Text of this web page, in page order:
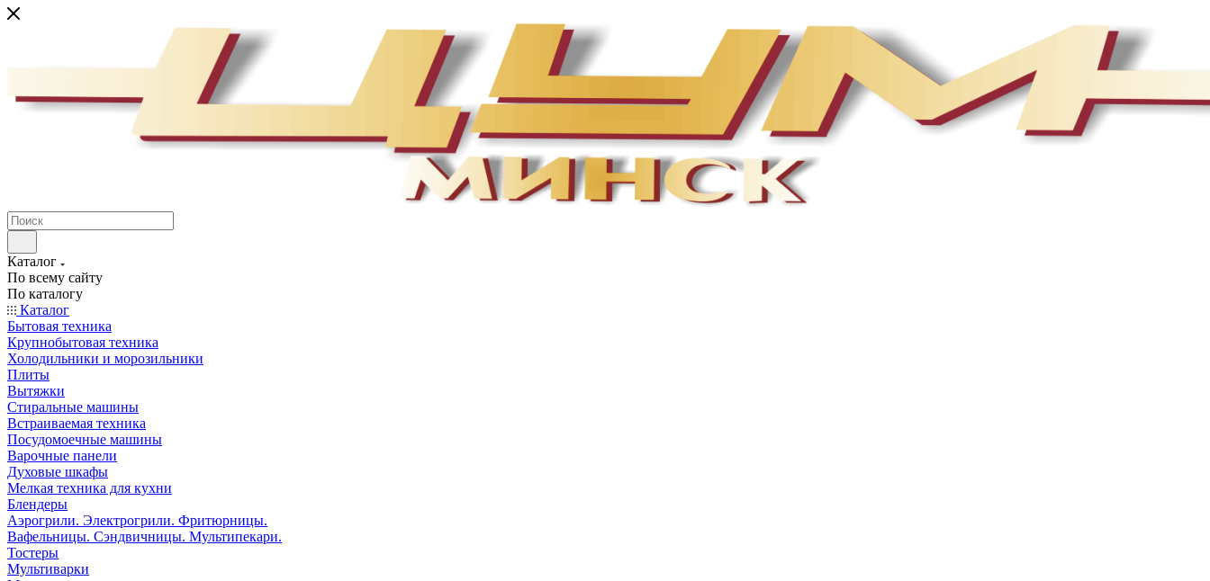
Каталог
По всему сайту
По каталогу
Каталог
Бытовая техника
Крупнобытовая техника
Холодильники и морозильники
Плиты
Вытяжки
Стиральные машины
Встраиваемая техника
Посудомоечные машины
Варочные панели
Духовые шкафы
Мелкая техника для кухни
Блендеры
Аэрогрили. Электрогрили. Фритюрницы.
Вафельницы. Сэндвичницы. Мультипекари.
Тостеры
Мультиварки